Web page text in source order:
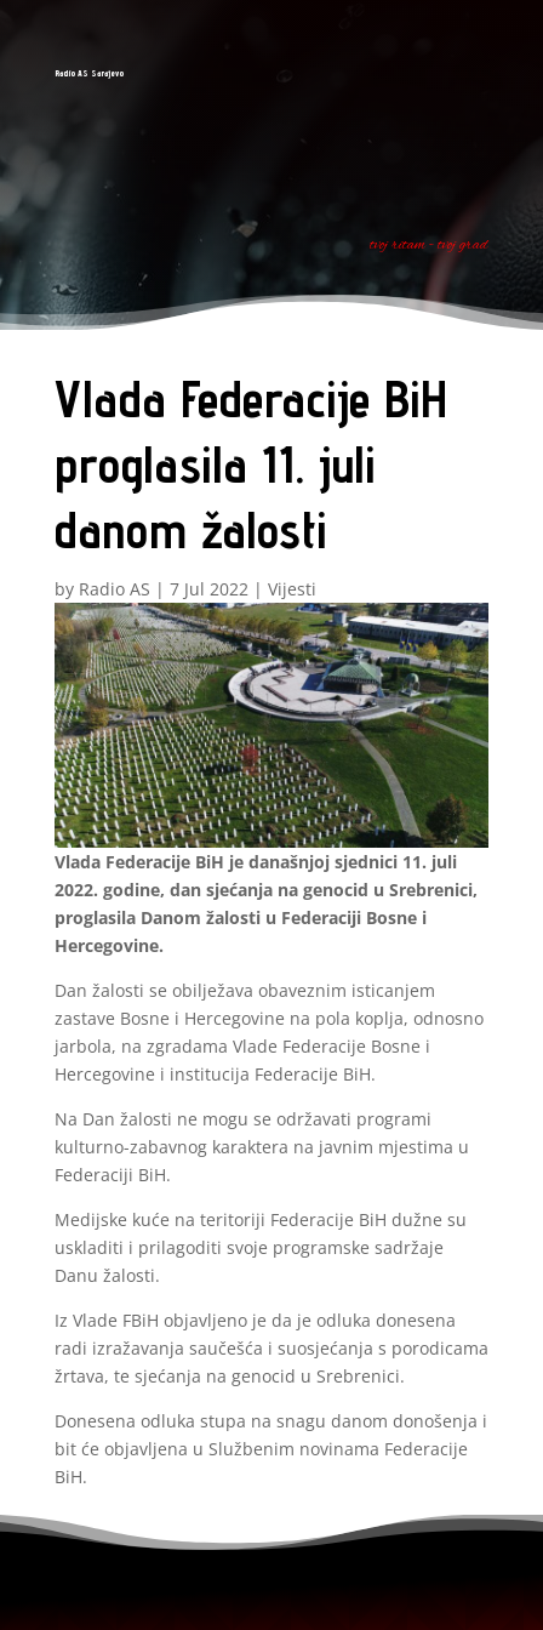
Radio AS Sarajevo
tvoj ritam - tvoj grad
Vlada Federacije BiH
proglasila 11. juli
danom žalosti
by Radio AS | 7 Jul 2022| Vijesti
Vlada Federacije BiH je današnjoj sjednici 11. juli
2022. godine, dan sjećanja na genocid u Srebrenici,
proglasila Danom žalosti u Federaciji Bosne i
Hercegovine.
Dan žalosti se obilježava obaveznim isticanjem
zastave Bosne i Hercegovine na pola koplja, odnosno
jarbola, na zgradama Vlade Federacije Bosne i
Hercegovine i institucija Federacije BiH.
Na Dan žalosti ne mogu se održavati programi
kulturno-zabavnog karaktera na javnim mjestima u
Federaciji BiH.
Medijske kuće na teritoriji Federacije BiH dužne su
uskladiti i prilagoditi svoje programske sadržaje
Danu žalosti.
Iz Vlade FBiH objavljeno je da je odluka donesena
radi izražavanja saučešća i suosjećanja s porodicama
žrtava, te sjećanja na genocid u Srebrenici.
Donesena odluka stupa na snagu danom donošenja i
bit će objavljena u Službenim novinama Federacije
BiH.